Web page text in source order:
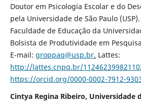
Doutor em Psicologia Escolar e do
pela Universidade de São Paulo
Faculdade de Educação da
Bolsista de Produtividade em
E-mail: groppaq@usp.br. Lattes:
http://lattes.cnpq.br/
https://orcid.org/0000-0002-7912-
Cintya Regina Ribeiro, Universidade